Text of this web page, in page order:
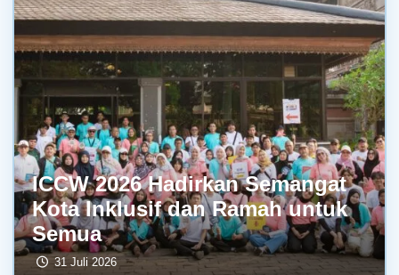
ICCW 2026 Hadirkan Semangat
Kota Inklusif dan Ramah untuk
Semua
31 Juli 2026